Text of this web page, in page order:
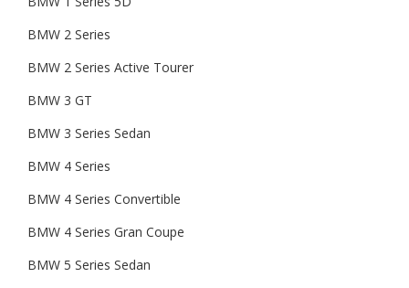
BMW 2 Series
BMW 2 Series Active Tourer
BMW 3 GT
BMW 3 Series Sedan
BMW 4 Series
BMW 4 Series Convertible
BMW 4 Series Gran Coupe
BMW 5 Series Sedan